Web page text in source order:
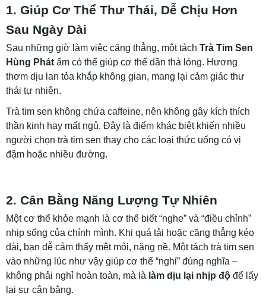
1. Giúp Cơ Thể Thư Thái, Dễ Chịu Hơn
Sau Ngày Dài
Sau những giờ làm việc căng thẳng, một tách Trà Tim Sen
Hùng Phát ấm có thể giúp cơ thể dần thả lỏng. Hương
thơm dịu lan tỏa khắp không gian, mang lại cảm giác thư
thái tự nhiên.
Trà tim sen không chứa caffeine, nên không gây kích thích
thần kinh hay mất ngủ. Đây là điểm khác biệt khiến nhiều
người chọn trà tim sen thay cho các loại thức uống có vị
đậm hoặc nhiều đường.
2. Cân Bằng Năng Lượng Tự Nhiên
Một cơ thể khỏe mạnh là cơ thể biết “nghe” và “điều chỉnh”
nhịp sống của chính mình. Khi quá tải hoặc căng thẳng kéo
dài, bạn dễ cảm thấy mệt mỏi, nặng nề. Một tách trà tim sen
vào những lúc như vậy giúp cơ thể “nghỉ” đúng nghĩa –
không phải nghỉ hoàn toàn, mà là làm dịu lại nhịp độ để lấy
lại sự cân bằng.